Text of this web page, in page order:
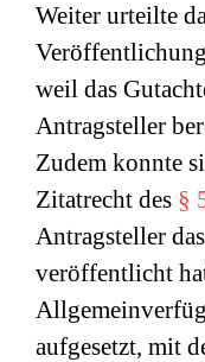
Weiter urteilte
weil das
Antragsteller
Zudem konnte
Zitatrecht des §
Antragsteller
veröffentlicht
aufgesetzt, mit